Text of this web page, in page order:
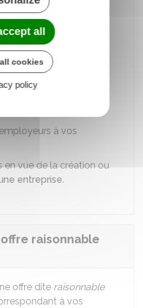
d'emploi dans le cadre
de fournir à France
recherches, par
à vos
en vue de la création ou
entreprise.
raisonnable
offre dite raisonnable
à vos
all
cookies
policy